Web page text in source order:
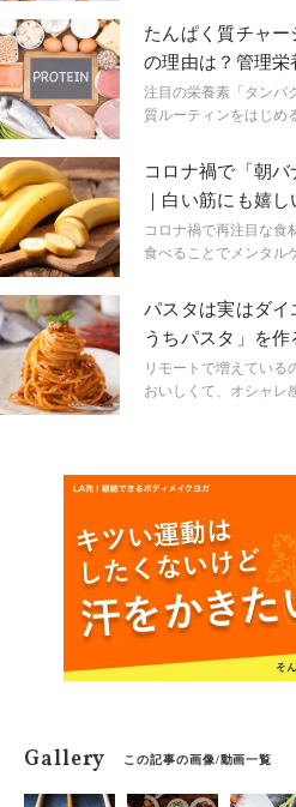
ちのこと）の間でかな
たんぱく質チャ
の理由は？管理栄
注目の栄養素「タンパ
質ルーティンをはじめ
て1日を通して均等に
ことがわかってきま
る前？「…なんだか難
ンプルに、まずはじめ
コロナ禍で「朝
｜白い筋にも嬉し
コロナ禍で再注目な食
食べることでメンタル
ど更年期症状の緩和
できます。最近では、
続々登場、スーパーや
だわったブランドバナ
ワンランク上のバナナ
パスタは実はダ
うちパスタ」を
リモートで増えている
おいしくて、オシャレ
に使えばダイエット中
す。そのコツをご紹介
法で、健康的でスリム
Gallery この記事の画像/動画一覧